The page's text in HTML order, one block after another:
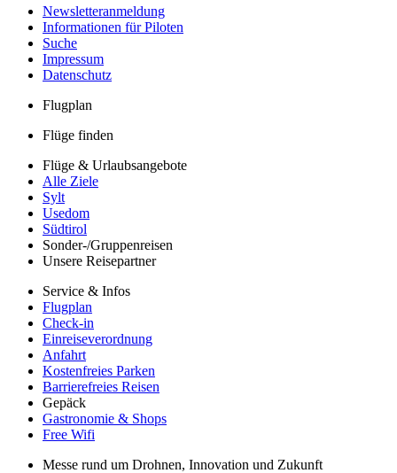
Newsletteranmeldung
Informationen für Piloten
Suche
Impressum
Datenschutz
Flugplan
Flüge finden
Flüge & Urlaubsangebote
Alle Ziele
Sylt
Usedom
Südtirol
Sonder-/Gruppenreisen
Unsere Reisepartner
Service & Infos
Flugplan
Check-in
Einreiseverordnung
Anfahrt
Kostenfreies Parken
Barrierefreies Reisen
Gepäck
Gastronomie & Shops
Free Wifi
Messe rund um Drohnen, Innovation und Zukunft